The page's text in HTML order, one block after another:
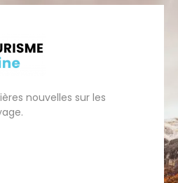
nouvelles sur les